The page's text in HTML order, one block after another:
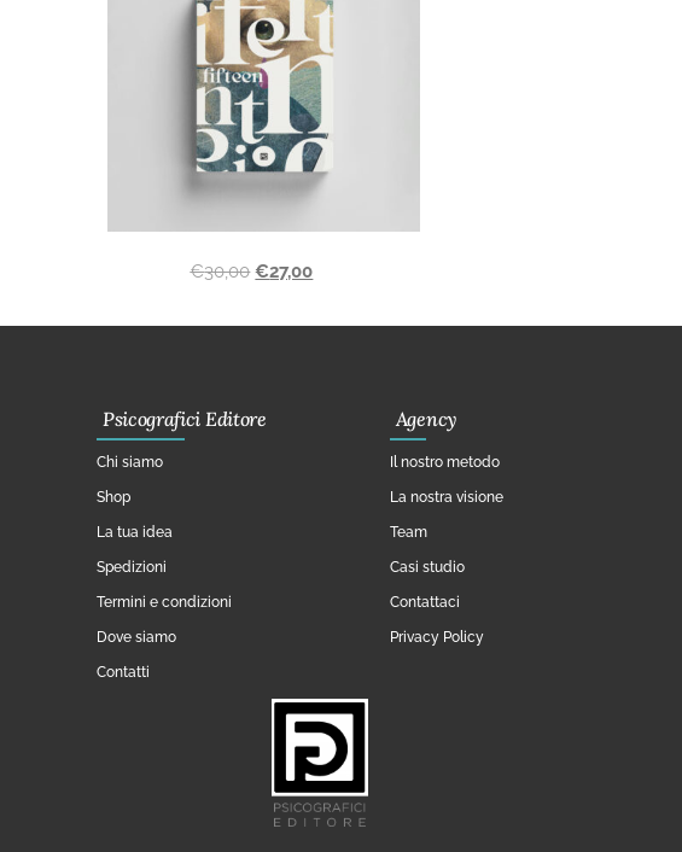
€30,00 €27,00
Psicografici Editore
Chi siamo
Shop
La tua idea
Spedizioni
Termini e condizioni
Dove siamo
Contatti
Agency
Il nostro metodo
La nostra visione
Team
Casi studio
Contattaci
Privacy Policy